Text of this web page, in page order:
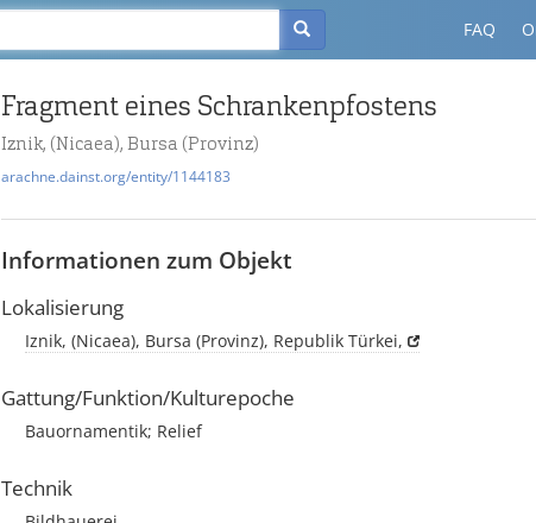
FAQ
Fragment eines Schrankenpfostens
Iznik, (Nicaea), Bursa (Provinz)
arachne.dainst.org/entity/1144183
Informationen zum Objekt
Lokalisierung
Iznik, (Nicaea), Bursa (Provinz), Republik Türkei,
Gattung/Funktion/Kulturepoche
Bauornamentik; Relief
Technik